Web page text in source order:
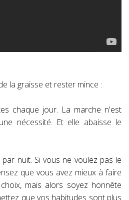
la graisse et rester mince :
chaque jour. La marche n'est
nécessité. Et elle abaisse le
nuit. Si vous ne voulez pas le
que vous avez mieux à faire
mais alors soyez honnête
que vos habitudes sont plus